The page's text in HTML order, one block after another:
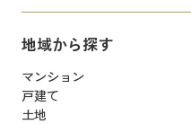
地域から探す
マンション
戸建て
土地